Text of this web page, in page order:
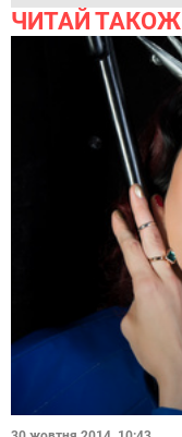
ЧИТАЙ ТАКОЖ